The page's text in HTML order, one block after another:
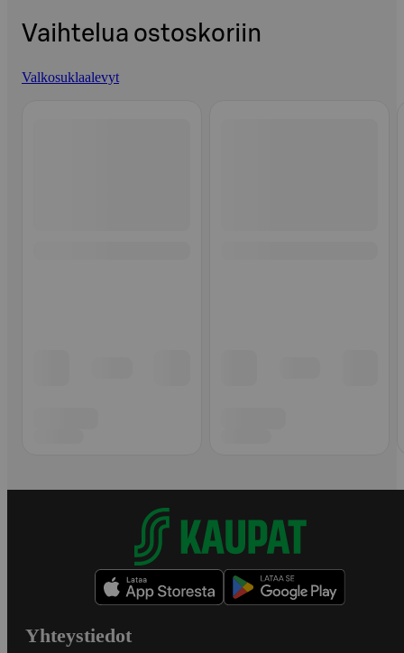
Vaihtelua ostoskoriin
Valkosuklaalevyt
Yhteystiedot